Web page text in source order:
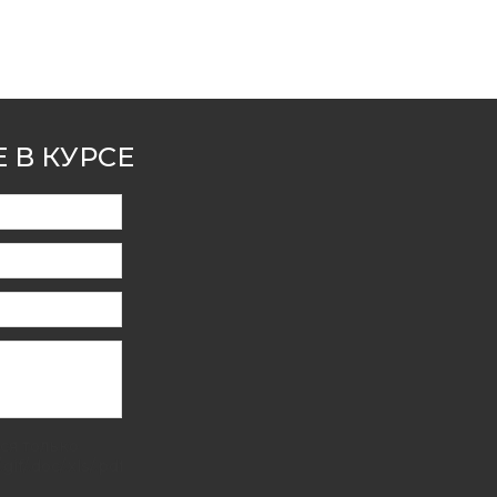
В КУРСЕ